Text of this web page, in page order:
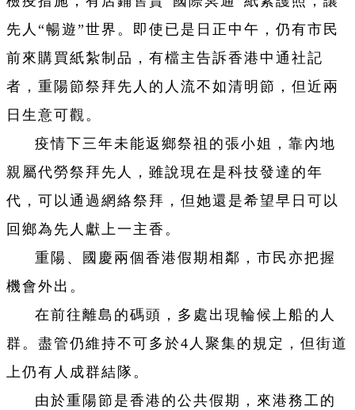
先人“暢遊”世界。即使已是日正中午，仍有市民
前來購買紙紮制品，有檔主告訴香港中通社記
者，重陽節祭拜先人的人流不如清明節，但近兩
日生意可觀。
疫情下三年未能返鄉祭祖的張小姐，靠內地
親屬代勞祭拜先人，雖說現在是科技發達的年
代，可以通過網絡祭拜，但她還是希望早日可以
回鄉為先人獻上一主香。
重陽、國慶兩個香港假期相鄰，市民亦把握
機會外出。
在前往離島的碼頭，多處出現輪候上船的人
群。盡管仍維持不可多於4人聚集的規定，但街道
上仍有人成群結隊。
由於重陽節是香港的公共假期，來港務工的